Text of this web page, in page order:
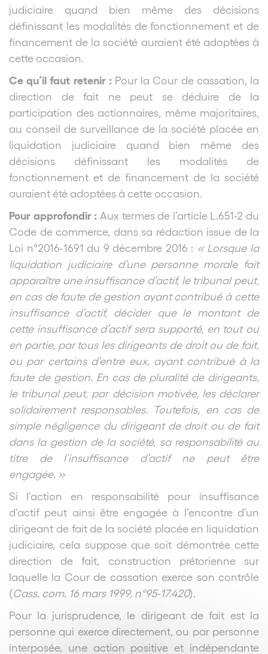
judiciaire quand bien même des décisions
définissant les modalités de fonctionnement et de
financement de la société auraient été adoptées à
cette occasion.
Ce qu’il faut retenir : Pour la Cour de cassation, la
direction de fait ne peut se déduire de la
participation des actionnaires, même majoritaires,
au conseil de surveillance de la société placée en
liquidation judiciaire quand bien même des
décisions définissant les modalités de
fonctionnement et de financement de la société
auraient été adoptées à cette occasion.
Pour approfondir : Aux termes de l’article L.651-2 du
Code de commerce, dans sa rédaction issue de la
Loi n°2016-1691 du 9 décembre 2016 : « Lorsque la
liquidation judiciaire d’une personne morale fait
apparaître une insuffisance d’actif, le tribunal peut,
en cas de faute de gestion ayant contribué à cette
insuffisance d’actif, décider que le montant de
cette insuffisance d’actif sera supporté, en tout ou
en partie, par tous les dirigeants de droit ou de fait,
ou par certains d’entre eux, ayant contribué à la
faute de gestion. En cas de pluralité de dirigeants,
le tribunal peut, par décision motivée, les déclarer
solidairement responsables. Toutefois, en cas de
simple négligence du dirigeant de droit ou de fait
dans la gestion de la société, sa responsabilité au
titre de l’insuffisance d’actif ne peut être
engagée. »
Si l’action en responsabilité pour insuffisance
d’actif peut ainsi être engagée à l’encontre d’un
dirigeant de fait de la société placée en liquidation
judiciaire, cela suppose que soit démontrée cette
direction de fait, construction prétorienne sur
laquelle la Cour de cassation exerce son contrôle
(Cass. com. 16 mars 1999, n°95-17.420).
Pour la jurisprudence, le dirigeant de fait est la
personne qui exerce directement, ou par personne
interposée, une action positive et indépendante